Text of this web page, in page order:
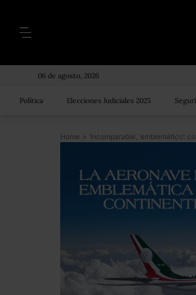
06 de agosto, 2026
Política Elecciones Judiciales 2025
Home >